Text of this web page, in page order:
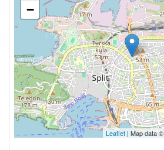
−
Leaflet | Map data ©